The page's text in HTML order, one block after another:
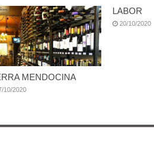
MENDOCINA
10/2020
LABOR
20/10/2020